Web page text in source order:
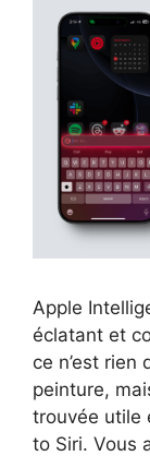
Apple
éclatant et
ce n’est rien
peinture,
trouvée utile
to Siri. Vous